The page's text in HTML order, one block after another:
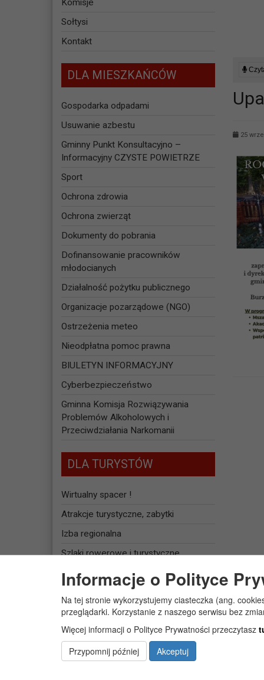
Komisje
Sołtysi
Kontakt
DLA MIESZKAŃCÓW
Gospodarka odpadami
Usuwanie azbestu
Gminny Punkt Konsultacyjno –
Informacyjny CZYSTE POWIETRZE
Sport
Ochrona zdrowia
Ochrona zwierząt
Dokumenty do pobrania
Dofinansowanie pracowników
młodocianych
Działalność pożytku publicznego
Organizacje pozarządowe (NGO)
Ostrzeżenia meteo
Nieodpłatna pomoc prawna
BIULETYN INFORMACYJNY
Cyberbezpieczeństwo
Gminna Komisja Rozwiązywania
Problemów Alkoholowych i
Przeciwdziałania Narkomanii
DLA TURYSTÓW
Wirtualny spacer !
Atrakcje turystyczne, zabytki
Izba regionalna
Szlaki rowerowe i turystyczne
Baza noclegowa
JEDNOSTKI
ORGANIZACYJNE
Żłobek Gminny „PUCHATEK”
25
Informacje o Polityce
Na tej stronie wykorzystujemy ciasteczka (ang.
przeglądarki. Korzystanie z naszego serwisu bez
Więcej informacji o Polityce Prywatności przeczytasz
Przypomnij później
Akceptuj